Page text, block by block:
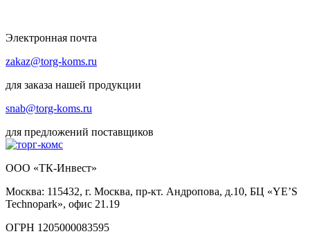
Электронная почта
zakaz@torg-koms.ru
для заказа нашей продукции
snab@torg-koms.ru
для предложений поставщиков
ООО «ТК-Инвест»
Москва: 115432, г. Москва, пр-кт. Андропова, д.10, БЦ «YE’S
Technopark», офис 21.19
ОГРН 1205000083595